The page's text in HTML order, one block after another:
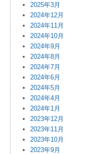
2025年3月
2024年12月
2024年11月
2024年10月
2024年9月
2024年8月
2024年7月
2024年6月
2024年5月
2024年4月
2024年1月
2023年12月
2023年11月
2023年10月
2023年9月